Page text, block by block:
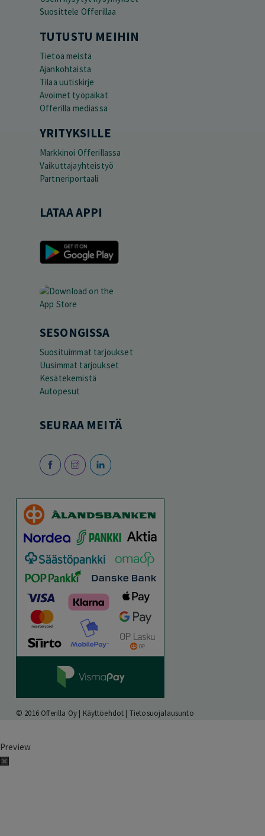
Suosittele Offerillaa
TUTUSTU MEIHIN
Tietoa meistä
Ajankohtaista
Tilaa uutiskirje
Avoimet työpaikat
Offerilla mediassa
YRITYKSILLE
Markkinoi Offerillassa
Vaikuttajayhteistyö
Partneriportaali
LATAA APPI
SESONGISSA
Suosituimmat tarjoukset
Uusimmat tarjoukset
Kesätekemistä
Autopesut
SEURAA MEITÄ
© 2016 Offerilla Oy | Käyttöehdot | Tietosuojalausunto
Preview